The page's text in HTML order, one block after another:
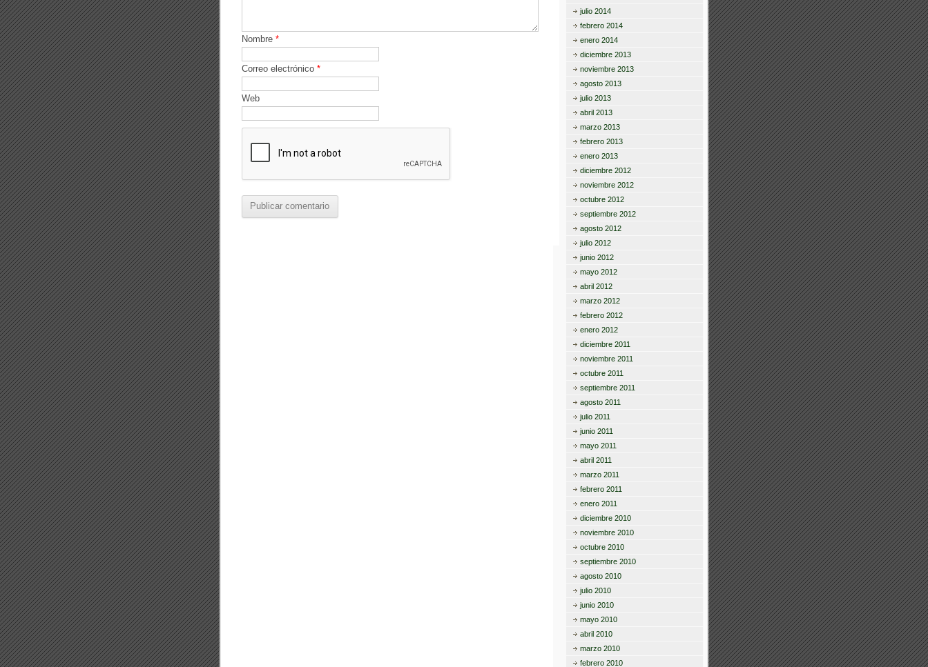
Nombre *
Correo electrónico *
Web
julio 2014
febrero 2014
enero 2014
diciembre 2013
noviembre 2013
agosto 2013
julio 2013
abril 2013
marzo 2013
febrero 2013
enero 2013
diciembre 2012
noviembre 2012
octubre 2012
septiembre 2012
agosto 2012
julio 2012
junio 2012
mayo 2012
abril 2012
marzo 2012
febrero 2012
enero 2012
diciembre 2011
noviembre 2011
octubre 2011
septiembre 2011
agosto 2011
julio 2011
junio 2011
mayo 2011
abril 2011
marzo 2011
febrero 2011
enero 2011
diciembre 2010
noviembre 2010
octubre 2010
septiembre 2010
agosto 2010
julio 2010
junio 2010
mayo 2010
abril 2010
marzo 2010
febrero 2010